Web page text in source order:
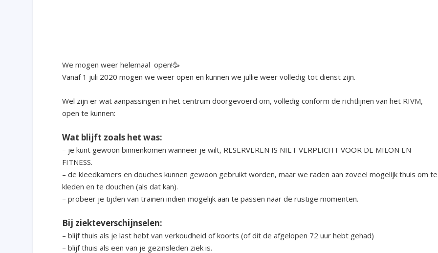
We mogen weer helemaal open!🥳
Vanaf 1 juli 2020 mogen we weer open en kunnen we jullie weer volledig tot dienst zijn.
Wel zijn er wat aanpassingen in het centrum doorgevoerd om, volledig conform de richtlijnen van het RIVM,
open te kunnen:
Wat blijft zoals het was:
– je kunt gewoon binnenkomen wanneer je wilt, RESERVEREN IS NIET VERPLICHT VOOR DE MILON EN
FITNESS.
– de kleedkamers en douches kunnen gewoon gebruikt worden, maar we raden aan zoveel mogelijk thuis om te
kleden en te douchen (als dat kan).
– probeer je tijden van trainen indien mogelijk aan te passen naar de rustige momenten.
Bij ziekteverschijnselen:
– blijf thuis als je last hebt van verkoudheid of koorts (of dit de afgelopen 72 uur hebt gehad)
– blijf thuis als een van je gezinsleden ziek is.